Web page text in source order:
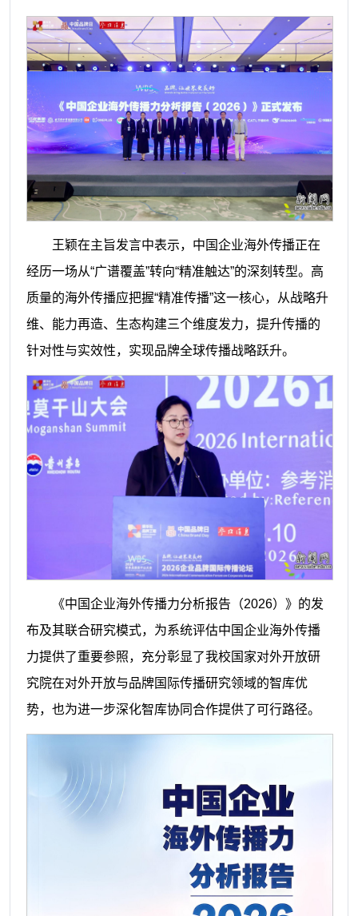
王颖在主旨发言中表示，中国企业海外传播正在
经历一场从“广谱覆盖”转向“精准触达”的深刻转型。高
质量的海外传播应把握“精准传播”这一核心，从战略升
维、能力再造、生态构建三个维度发力，提升传播的
针对性与实效性，实现品牌全球传播战略跃升。
《中国企业海外传播力分析报告（2026）》的发
布及其联合研究模式，为系统评估中国企业海外传播
力提供了重要参照，充分彰显了我校国家对外开放研
究院在对外开放与品牌国际传播研究领域的智库优
势，也为进一步深化智库协同合作提供了可行路径。